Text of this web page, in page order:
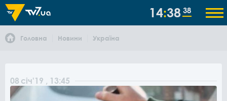
14 38 38
Головна Новини Україна
08 січ'19 , 13:45